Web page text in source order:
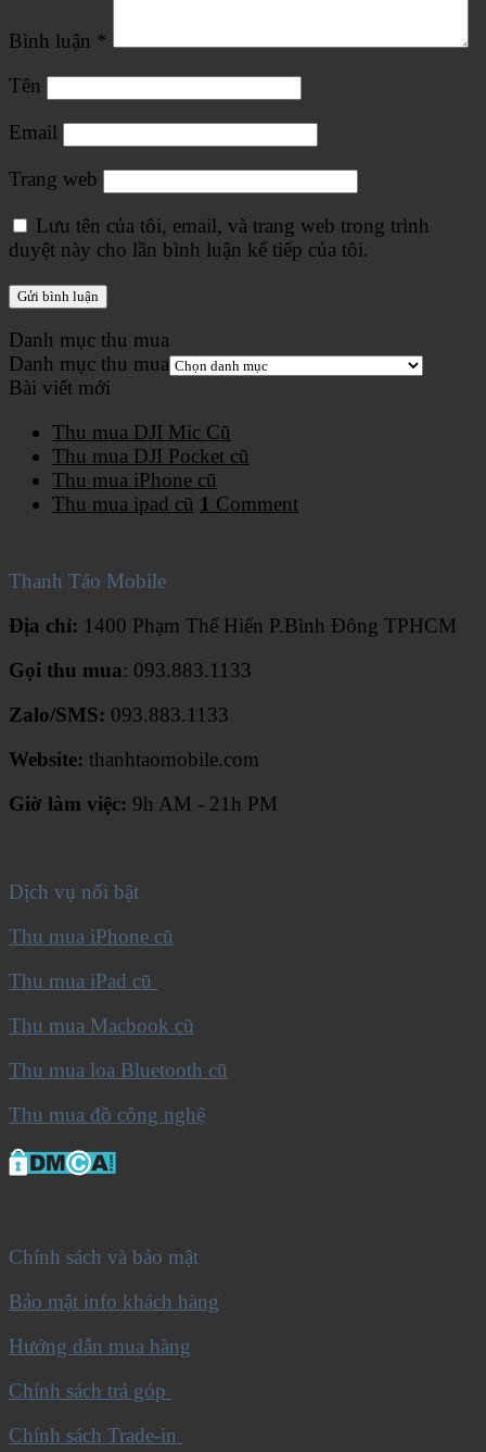
Bình luận *
Tên
Email
Trang web
Lưu tên của tôi, email, và trang web trong trình
duyệt này cho lần bình luận kế tiếp của tôi.
Danh mục thu mua
Danh mục thu mua
Bài viết mới
Thu mua DJI Mic Cũ
Thu mua DJI Pocket cũ
Thu mua iPhone cũ
Thu mua ipad cũ 1 Comment
Thanh Táo Mobile
Địa chỉ: 1400 Phạm Thế Hiển P.Bình Đông TPHCM
Gọi thu mua: 093.883.1133
Zalo/SMS: 093.883.1133
Website: thanhtaomobile.com
Giờ làm việc: 9h AM - 21h PM
Dịch vụ nổi bật
Thu mua iPhone cũ
Thu mua iPad cũ
Thu mua Macbook cũ
Thu mua loa Bluetooth cũ
Thu mua đồ công nghệ
Chính sách và bảo mật
Bảo mật info khách hàng
Hướng dẫn mua hàng
Chính sách trả góp
Chính sách Trade-in